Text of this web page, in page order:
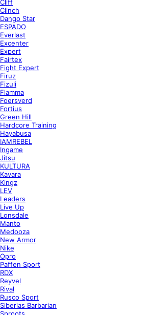
Cliff
Clinch
Dango Star
ESPADO
Everlast
Excenter
Expert
Fairtex
Fight Expert
Firuz
Fizuli
Flamma
Foersverd
Fortius
Green Hill
Hardcore Training
Hayabusa
IAMREBEL
Ingame
Jitsu
KULTURA
Kavara
Kingz
LEV
Leaders
Live Up
Lonsdale
Manto
Medooza
New Armor
Nike
Opro
Paffen Sport
RDX
Reyvel
Rival
Rusco Sport
Siberias Barbarian